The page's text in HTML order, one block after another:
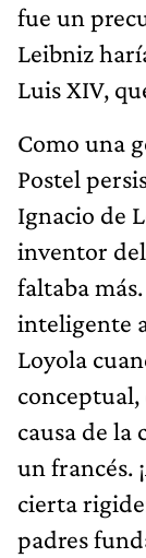
fue un
Leibniz
Luis XIV,
Como una
Postel
Ignacio de
inventor
faltaba
inteligente
Loyola
conceptual,
causa de la
un francés.
cierta
padres